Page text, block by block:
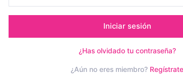
Iniciar sesión
¿Has olvidado tu contraseña?
¿Aún no eres miembro? Regístrate